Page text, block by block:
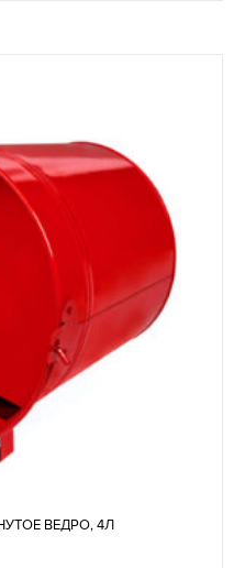
ВЕДРО, 4Л